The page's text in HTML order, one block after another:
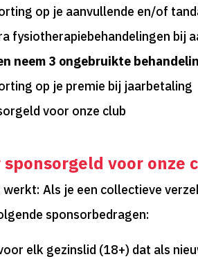
op je aanvullende en/of
fysiotherapiebehandelingen bij
neem 3 ongebruikte
op je premie bij jaarbetaling
voor onze club
sponsorgeld voor onze
werkt: Als je een collectieve
sponsorbedragen:
elk gezinslid (18+) dat als